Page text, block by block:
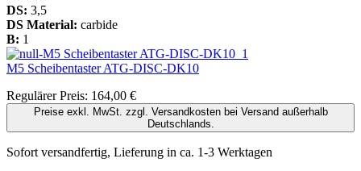
DS: 3,5
DS Material: carbide
B: 1
M5 ScheibentasterATG-DISC-DK10
Regulärer Preis: 164,00 €
Preise exkl. MwSt. zzgl. Versandkosten bei Versand außerhalb
Deutschlands.
Sofort versandfertig, Lieferung in ca. 1-3 Werktagen